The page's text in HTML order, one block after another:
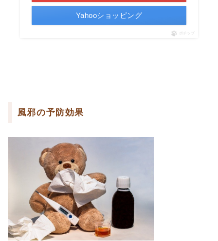
Yahooショッピング
ポチップ
風邪の予防効果